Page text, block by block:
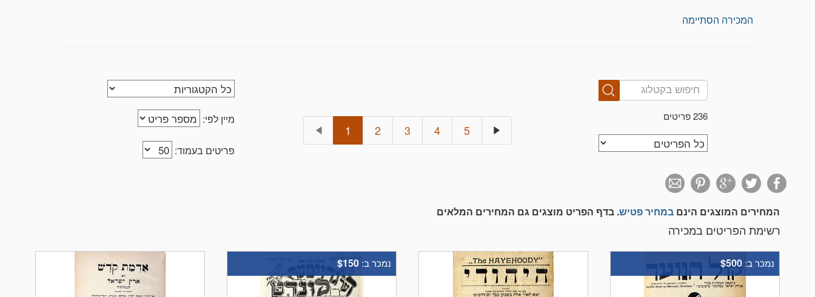
המכירה הסתיימה
236 פריטים מיין לפי:
פריטים בעמוד:
1 2 3 4 5
המחירים המוצגים הינם במחיר פטיש. בדף הפריט מוצגים גם המחירים המלאים
רשימת הפריטים במכירה
נמכר ב: $500 נמכר ב: $150